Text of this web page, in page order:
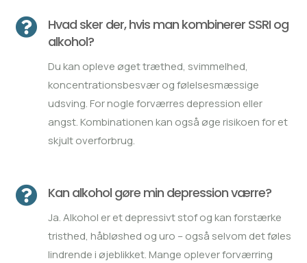

Hvad sker der, hvis man kombinerer SSRI og
alkohol?
Du kan opleve øget træthed, svimmelhed,
koncentrationsbesvær og følelsesmæssige
udsving. For nogle forværres depression eller
angst. Kombinationen kan også øge risikoen for et
skjult overforbrug.
 Kan alkohol gøre min depression værre?
Ja. Alkohol er et depressivt stof og kan forstærke
tristhed, håbløshed og uro – også selvom det føles
lindrende i øjeblikket. Mange oplever forværring